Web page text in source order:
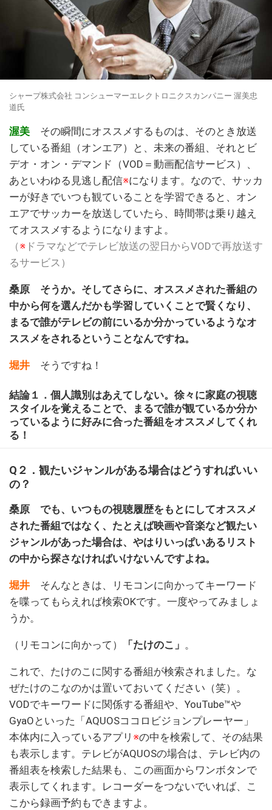
シャープ株式会社 コンシューマーエレクトロニクスカンパニー 渥美忠
道氏
渥美 その瞬間にオススメするものは、そのとき放送
している番組（オンエア）と、未来の番組、それとビ
デオ・オン・デマンド（VOD＝動画配信サービス）、
あといわゆる見逃し配信※になります。なので、サッカ
ーが好きでいつも観ていることを学習できると、オン
エアでサッカーを放送していたら、時間帯は乗り越え
てオススメするようになりますよ。
（ ※ ドラマなどでテレビ放送の翌日からVODで再放送す
るサービス）
桑原 そうか。そしてさらに、オススメされた番組の
中から何を選んだかも学習していくことで賢くなり、
まるで誰がテレビの前にいるか分かっているようなオ
ススメをされるということなんですね。
堀井 そうですね！
結論１．個人識別はあえてしない。徐々に家庭の視聴
スタイルを覚えることで、まるで誰が観ているか分か
っているように好みに合った番組をオススメしてくれ
る！
Q２．観たいジャンルがある場合はどうすればいい
の？
桑原 でも、いつもの視聴履歴をもとにしてオススメ
された番組ではなく、たとえば映画や音楽など観たい
ジャンルがあった場合は、やはりいっぱいあるリスト
の中から探さなければいけないんですよね。
堀井 そんなときは、リモコンに向かってキーワード
を喋ってもらえれば検索OKです。一度やってみましょ
うか。
（リモコンに向かって） 「たけのこ」 。
これで、たけのこに関する番組が検索されました。な
ぜたけのこなのかは置いておいてください（笑）。
VODでキーワードに関係する番組や、YouTube™や
GyaOといった「AQUOSココロビジョンプレーヤー」
本体内に入っているアプリ ※の中を検索して、その結果
も表示します。テレビがAQUOSの場合は、テレビ内の
番組表を検索した結果も、この画面からワンボタンで
表示してくれます。レコーダーをつないでいれば、こ
こから録画予約もできますよ。